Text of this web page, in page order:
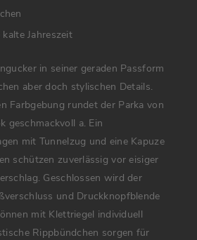
Jahreszeit
in seiner geraden Passform
aber doch stylischen Details.
Farbgebung rundet der Parka von
geschmackvoll a. Ein
mit Tunnelzug und eine Kapuze
schützen zuverlässig vor eisiger
Geschlossen wird der
und Druckknopfblende
mit Klettriegel individuell
Rippbündchen sorgen für